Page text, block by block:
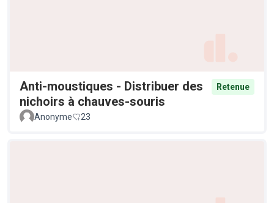
Anti-moustiques - Distribuer des
nichoirs à chauves-souris
Retenue
Anonyme 23